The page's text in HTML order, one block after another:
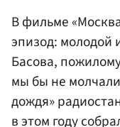
В фильме
эпизод: молодой
Басова,
мы бы не
дождя»
в этом году